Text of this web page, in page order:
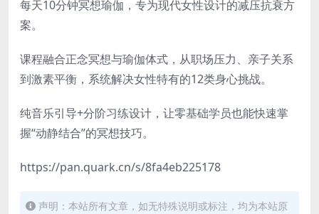
每天10分钟冥想瑜伽，专为现代女性设计的减压抗衰方
案。
课程融合正念冥想与瑜伽体式，从职场压力、亲子关系
到激素平衡，系统解决女性特有的12类身心挑战。
纯音乐引导+分阶习练设计，让零基础学员也能快速掌
握“动静结合”的冥想技巧。
​https://pan.quark.cn/s/8fa4eb225178
声明：本站所有文章，如无特殊说明或标注，均为本站原